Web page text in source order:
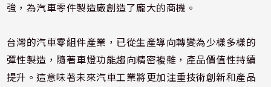
強，為汽車零件製造廠創造了龐大的商機。
台灣的汽車零組件產業，已從生產導向轉變為少樣多樣的
彈性製造，隨著車燈功能趨向精密複雜，產品價值性持續
提升。這意味著未來汽車工業將更加注重技術創新和產品